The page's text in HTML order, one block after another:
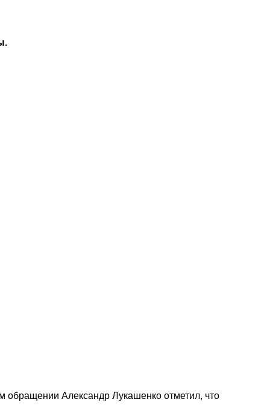
обращении Александр Лукашенко отметил, что